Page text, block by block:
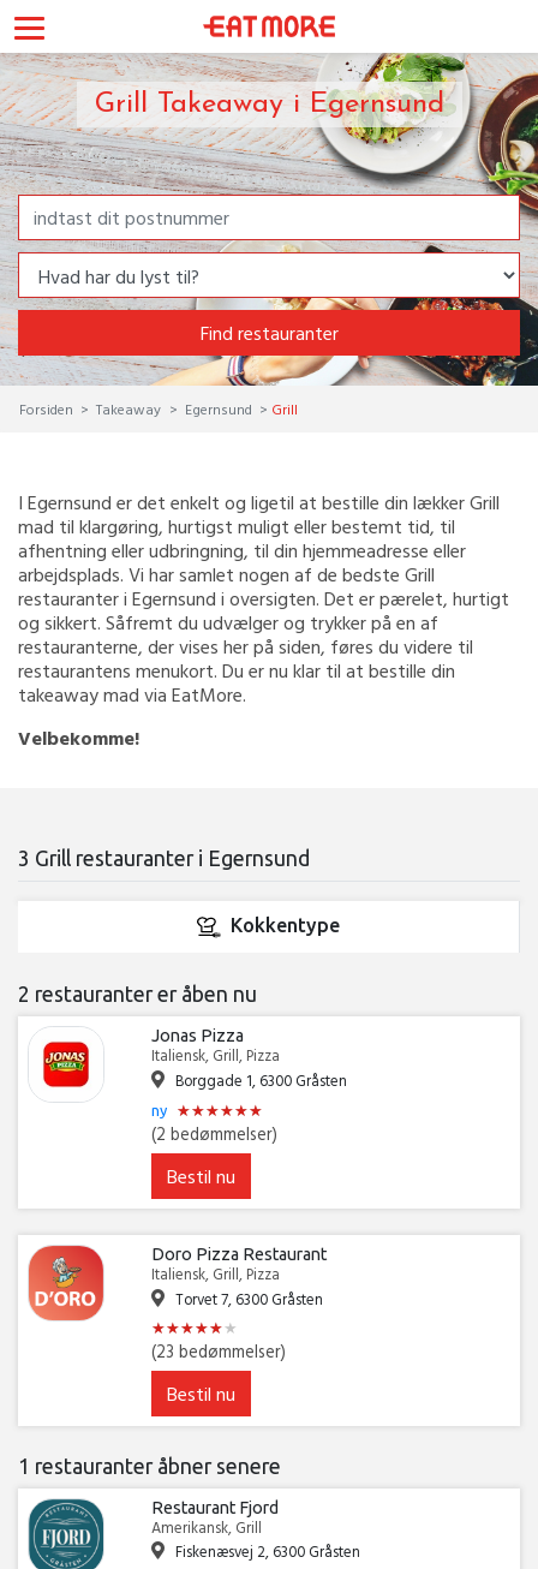
Grill Takeaway i Egernsund
Find restauranter
Forsiden Takeaway Egernsund Grill
I Egernsund er det enkelt og ligetil at bestille din lækker Grill
mad til klargøring, hurtigst muligt eller bestemt tid, til
afhentning eller udbringning, til din hjemmeadresse eller
arbejdsplads. Vi har samlet nogen af de bedste Grill
restauranter i Egernsund i oversigten. Det er pærelet, hurtigt
og sikkert. Såfremt du udvælger og trykker på en af
restauranterne, der vises her på siden, føres du videre til
restaurantens menukort. Du er nu klar til at bestille din
takeaway mad via EatMore.
Velbekomme!
3 Grill restauranter i Egernsund
Kokkentype
2 restauranter er åben nu
Jonas Pizza
Italiensk, Grill, Pizza
Borggade 1, 6300 Gråsten
ny ★★★★★★
★★★★★★
(2 bedømmelser)
Bestil nu
Doro Pizza Restaurant
Italiensk, Grill, Pizza
Torvet 7, 6300 Gråsten
★★★★★★
★★★★★★
(23 bedømmelser)
Bestil nu
1 restauranter åbner senere
Restaurant Fjord
Amerikansk, Grill
Fiskenæsvej 2, 6300 Gråsten